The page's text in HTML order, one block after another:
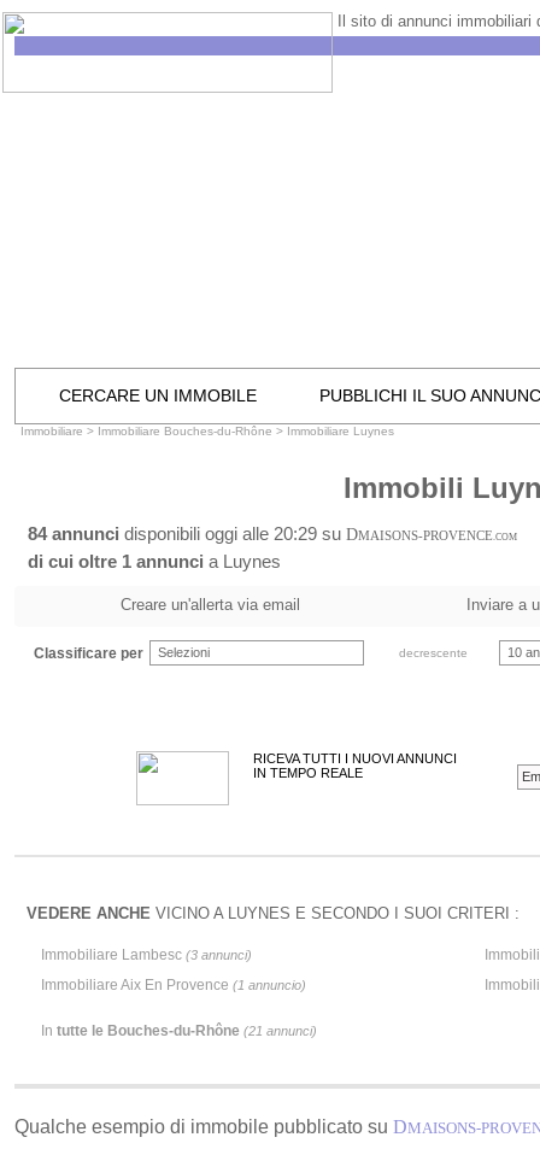
Il sito di annunci immobiliari
CERCARE UN IMMOBILE PUBBLICHI IL SUO
Immobiliare > Immobiliare Bouches-du-Rhône > Immobiliare Luynes
Immobili
84 annunci disponibili oggi alle 20:29 su DMAISONS-PROVENCE.COM
di cui oltre 1 annunci a Luynes
Creare un'allerta via email Inviare a
Classificare per Selezioni decrescente 10
RICEVA TUTTI I NUOVI ANNUNCI
IN TEMPO REALE
VEDERE ANCHE VICINO A LUYNES E SECONDO I SUOI CRITERI :
Immobiliare Lambesc (3 annunci)
Immobiliare Aix En Provence (1 annuncio)
In tutte le Bouches-du-Rhône (21 annunci)
Qualche esempio di immobile pubblicato su DMAISONS-